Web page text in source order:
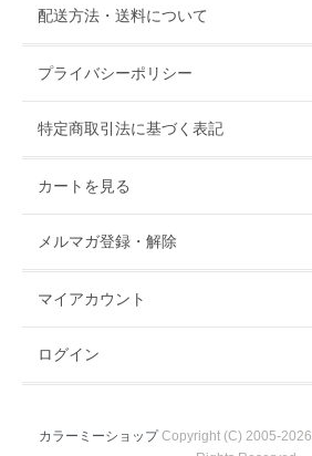
配送方法・送料について
プライバシーポリシー
特定商取引法に基づく表記
カートを見る
メルマガ登録・解除
マイアカウント
ログイン
カラーミーショップCopyright (C) 2005-2026